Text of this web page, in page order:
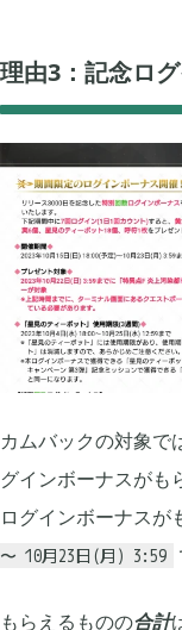
理由3：記念ロ
カムバックの対象で
グインボーナスがも
ログインボーナスが
〜 10月23日(月) 3:59
もらえるものの合計
2023年07月
2023年06月
2023年04月
2023年03月
2022年12月
2022年11月
2022年09月